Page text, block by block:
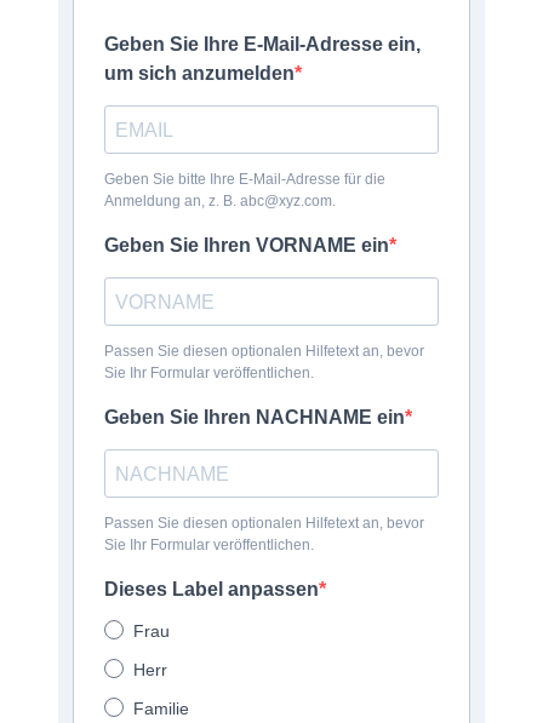
Geben Sie Ihre E-Mail-Adresse ein,
um sich anzumelden
Geben Sie bitte Ihre E-Mail-Adresse für die
Anmeldung an, z. B. abc@xyz.com.
Geben Sie Ihren VORNAME ein
Passen Sie diesen optionalen Hilfetext an, bevor
Sie Ihr Formular veröffentlichen.
Geben Sie Ihren NACHNAME ein
Passen Sie diesen optionalen Hilfetext an, bevor
Sie Ihr Formular veröffentlichen.
Dieses Label anpassen
Frau
Herr
Familie